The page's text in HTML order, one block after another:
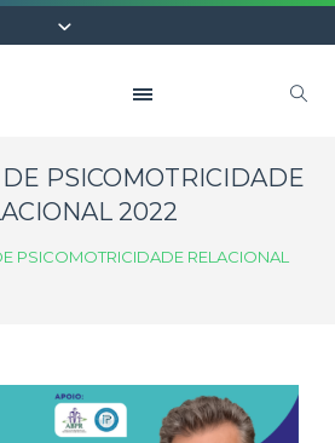
PSICOMOTRICIDADE
2022
PSICOMOTRICIDADE RELACIONAL